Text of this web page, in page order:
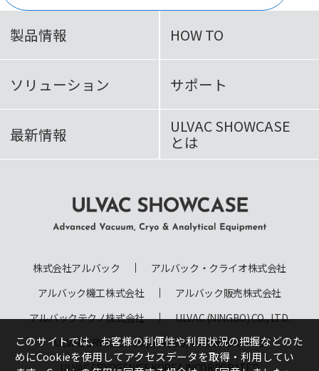
製品情報 HOW TO
ソリューション サポート
最新情報 ULVAC SHOWCASE
とは
Vacuum, Cryo & Analytical
Equipment
株式会社アルバック
アルバック・クライオ株式会社
アルバック機工株式会社
アルバック販売株式会社
アルバックテクノ株式会社
ULVAC (NINGBO) CO., LTD.
ULVAC CRYOGENICS (NINGBO) INCORPORATED
ULVAC CRYOGENICS KOREA INCORPORATED
このサイトでは、お客様の利便性や利用状況の把握などのた
めにCookieを使用してアクセスデータを取得・利用してい